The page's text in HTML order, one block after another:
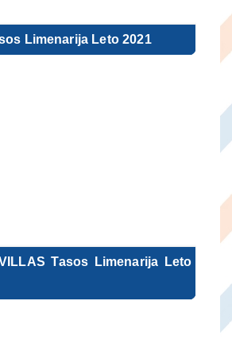
Limenarija Leto 2021
Tasos Limenarija Leto